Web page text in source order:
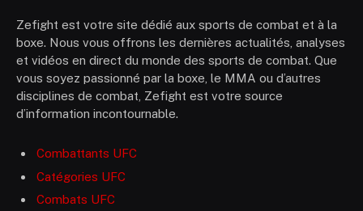
Zefight est votre site dédié aux sports de combat et à la
boxe. Nous vous offrons les dernières actualités, analyses
et vidéos en direct du monde des sports de combat. Que
vous soyez passionné par la boxe, le MMA ou d’autres
disciplines de combat, Zefight est votre source
d’information incontournable.
Combattants UFC
Catégories UFC
Combats UFC